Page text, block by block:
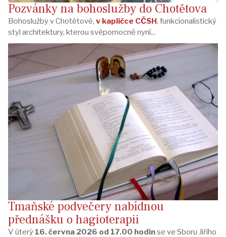
Pozvánky na bohoslužby do Chotětova
Bohoslužby v Chotětově, v kapličce CČSH, funkcionalistický
styl architektury, kterou svépomocně nyní...
Tmaňské podvečery nabídnou
přednášku o hagioterapii
V úterý 16. června 2026 od 17.00 hodinse ve Sboru Jiřího